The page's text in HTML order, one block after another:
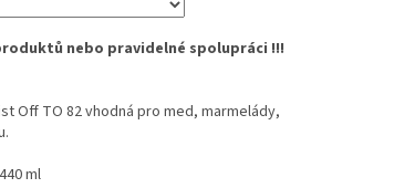
nebo pravidelné spolupráci !!!
Off TO 82 vhodná pro med, marmelády,
ml